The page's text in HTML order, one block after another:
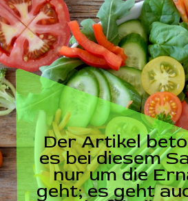
Der Artikel
es bei diesem
nur um die
geht; es geht